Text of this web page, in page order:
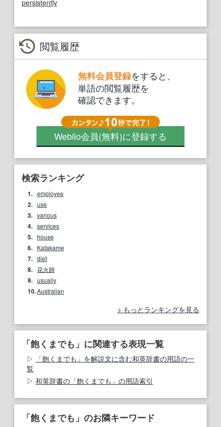
persistently
閲覧履歴
無料会員登録をすると、
単語の閲覧履歴を
確認できます。
Weblio会員(無料)に登録する
検索ランキング
1. employee
2. use
3. various
4. services
5. house
6. Katakame
7. diet
8. 花火師
9. usually
10.Australian
もっとランキングを見る
「飽くまでも」に関連する表現一覧
「飽くまでも」を解説文に含む和英辞書の用語の一
覧
和英辞書の「飽くまでも」の用語索引
「飽くまでも」のお隣キーワード